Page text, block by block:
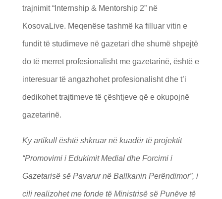
trajnimit “Internship & Mentorship 2” në
KosovaLive. Meqenëse tashmë ka filluar vitin e
fundit të studimeve në gazetari dhe shumë shpejtë
do të merret profesionalisht me gazetarinë, është e
interesuar të angazhohet profesionalisht dhe t’i
dedikohet trajtimeve të çështjeve që e okupojnë
gazetarinë.
Ky artikull është shkruar në kuadër të projektit
“Promovimi i Edukimit Medial dhe Forcimi i
Gazetarisë së Pavarur në Ballkanin Perëndimor”, i
cili realizohet me fonde të Ministrisë së Punëve të